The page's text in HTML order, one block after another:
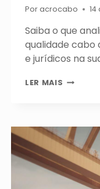
Poracrocabo
Saiba o que
qualidade cabo
e jurídicos na
LER MAIS O
DE
DO
SEU
CABO